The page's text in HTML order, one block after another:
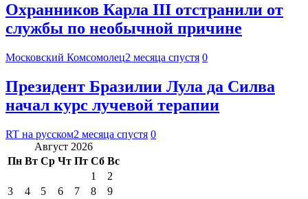
Охранников Карла III отстранили от
службы по необычной причине
Московский Комсомолец2 месяца спустя 0
Президент Бразилии Лула да Силва
начал курс лучевой терапии
RT на русском2 месяца спустя 0
Август 2026
Пн Вт Ср Чт Пт Сб Вс
1
2
3
4 5 6 7 8
9